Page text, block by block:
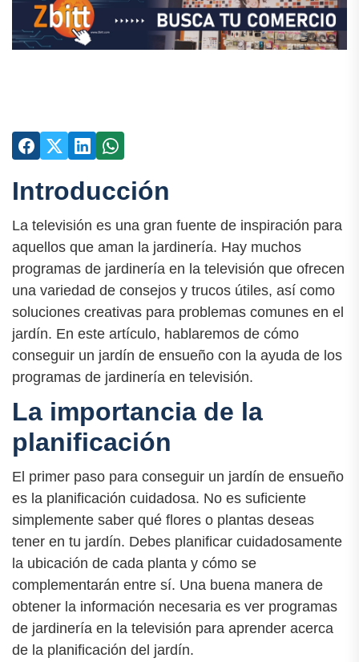
Introducción
La televisión es una gran fuente de inspiración para
aquellos que aman la jardinería. Hay muchos
programas de jardinería en la televisión que ofrecen
una variedad de consejos y trucos útiles, así como
soluciones creativas para problemas comunes en el
jardín. En este artículo, hablaremos de cómo
conseguir un jardín de ensueño con la ayuda de los
programas de jardinería en televisión.
La importancia de la
planificación
El primer paso para conseguir un jardín de ensueño
es la planificación cuidadosa. No es suficiente
simplemente saber qué flores o plantas deseas
tener en tu jardín. Debes planificar cuidadosamente
la ubicación de cada planta y cómo se
complementarán entre sí. Una buena manera de
obtener la información necesaria es ver programas
de jardinería en la televisión para aprender acerca
de la planificación del jardín.